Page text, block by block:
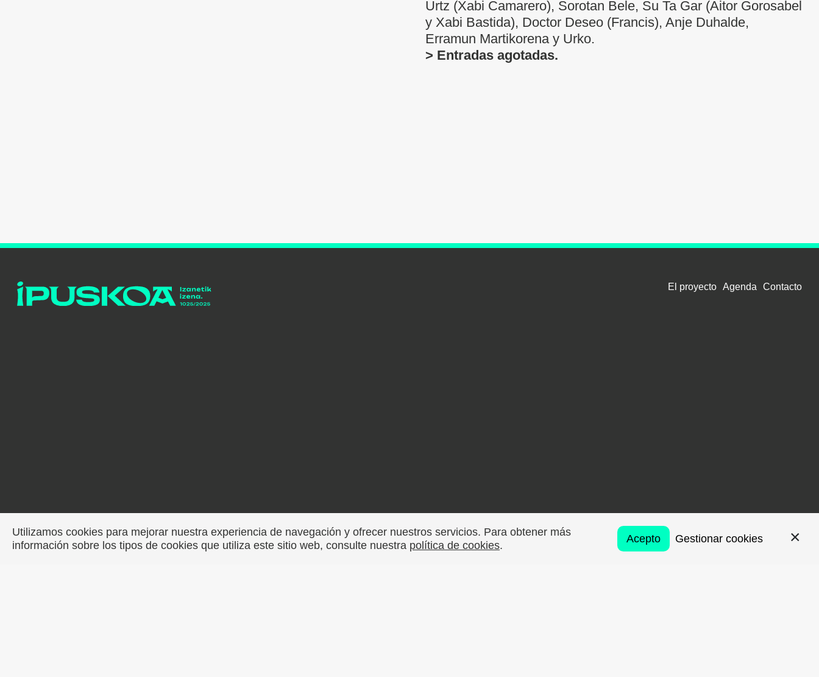
Urtz (Xabi Camarero), Sorotan Bele, Su Ta Gar (Aitor Gorosabel
y Xabi Bastida), Doctor Deseo (Francis), Anje Duhalde,
Erramun Martikorena y Urko.
> Entradas agotadas.
El proyecto Agenda Contacto
Utilizamos cookies para mejorar nuestra experiencia de navegación y ofrecer nuestros servicios. Para obtener más
información sobre los tipos de cookies que utiliza este sitio web, consulte nuestra política de cookies.
Acepto Gestionar cookies